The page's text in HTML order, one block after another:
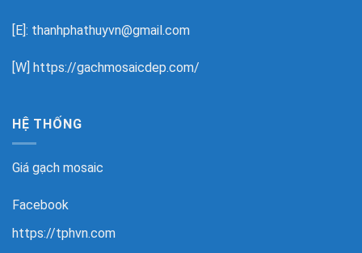
[E]: thanhphathuyvn@gmail.com
[W] https://gachmosaicdep.com/
HỆ THỐNG
Giá gạch mosaic
Facebook
https://tphvn.com